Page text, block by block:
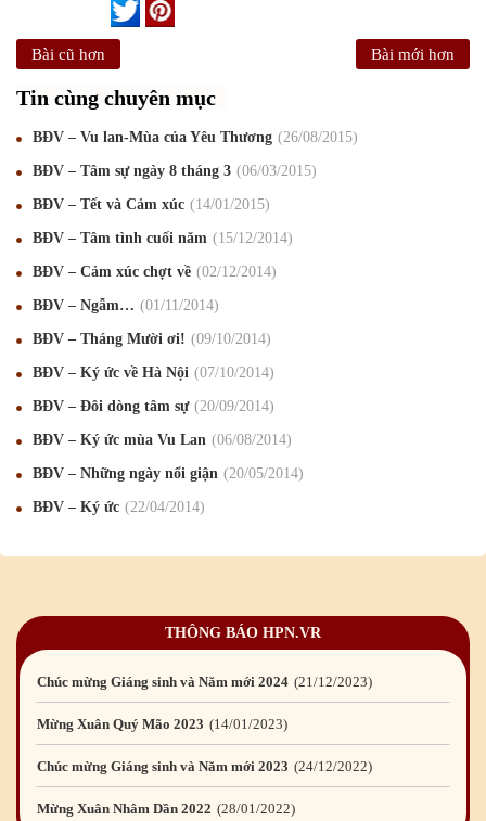
Bài cũ hơn Bài mới hơn
Tin cùng chuyên mục
BĐV – Vu lan-Mùa của Yêu Thương 26/08/2015
BĐV – Tâm sự ngày 8 tháng 3 06/03/2015
BĐV – Tết và Cảm xúc 14/01/2015
BĐV – Tâm tình cuối năm 15/12/2014
BĐV – Cảm xúc chợt về 02/12/2014
BĐV – Ngẫm… 01/11/2014
BĐV – Tháng Mười ơi! 09/10/2014
BĐV – Ký ức về Hà Nội 07/10/2014
BĐV – Đôi dòng tâm sự 20/09/2014
BĐV – Ký ức mùa Vu Lan 06/08/2014
BĐV – Những ngày nổi giận 20/05/2014
BĐV – Ký ức 22/04/2014
THÔNG BÁO HPN.VR
Mừng Xuân Canh Tý 2020 22
Chúc mừng Giáng sinh và Năm mới 2020
Mừng Xuân Kỷ Hợi 2019 /2019
Mừng Xuân Bính Ngọ 2026 15/02/2026
Chúc mừng Giáng sinh và Năm mới 2026
Chúc mừng Giáng sinh và Năm mới 2025 24/12/2024
Chúc mừng Giáng sinh và Năm mới 2024 21/12
Mừng Xuân Quý Mão 2023 14 /01/2023
Chúc mừng Giáng sinh và Năm mới 2023
Mừng Xuân Nhâm Dần 2022 28/01 /2022
Chúc mừng Giáng sinh và Năm mới 2022